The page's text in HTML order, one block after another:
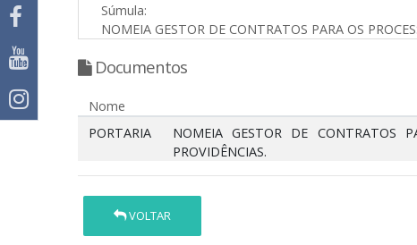
Súmula:
NOMEIA GESTOR DE CONTRATOS PARA OS
Documentos
Nome
PORTARIA
NOMEIA GESTOR DE CONTRATOS
PROVIDÊNCIAS.
VOLTAR